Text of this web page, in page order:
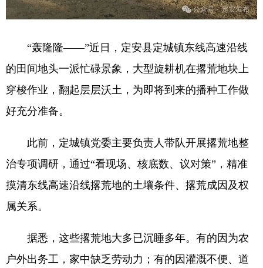
“轰隆隆——”近日，定安县定城镇东线高速沿线
的田间地头一派忙碌景象，大型旋耕机在撂荒地块上
穿梭作业，翻起层层沃土，为即将到来的播种工作做
好充分准备。
此前，定城镇党委主要负责人带队开展撂荒地整
治专项调研，通过“看现场、核底数、议对策”，精准
摸清东线高速沿线撂荒地的土壤条件、撂荒成因及权
属关系。
据悉，这些撂荒地大多已沉睡多年。有的因为农
户外出务工，家中缺乏劳动力；有的因灌溉不便、道